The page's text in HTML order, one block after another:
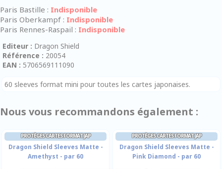
Paris Bastille : Indisponible
Paris Oberkampf : Indisponible
Paris Rennes-Raspail : Indisponible
Editeur : Dragon Shield
Référence : 20054
EAN : 5706569111090
60 sleeves format mini pour toutes les cartes japonaises.
Nous vous recommandons également :
PROTÈGES CARTES FORMAT JAP
Dragon Shield Sleeves Matte -
Amethyst - par 60
PROTÈGES CARTES FORMAT JAP
Dragon Shield Sleeves Matte -
Pink Diamond - par 60